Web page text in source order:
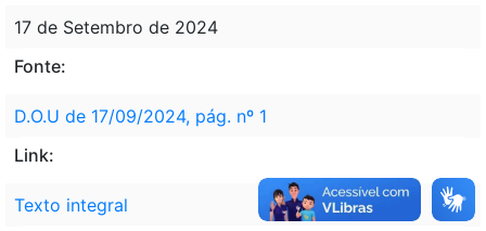
17 de Setembro de 2024
Fonte:
D.O.U de 17/09/2024, pág. nº 1
Link:
Texto integral